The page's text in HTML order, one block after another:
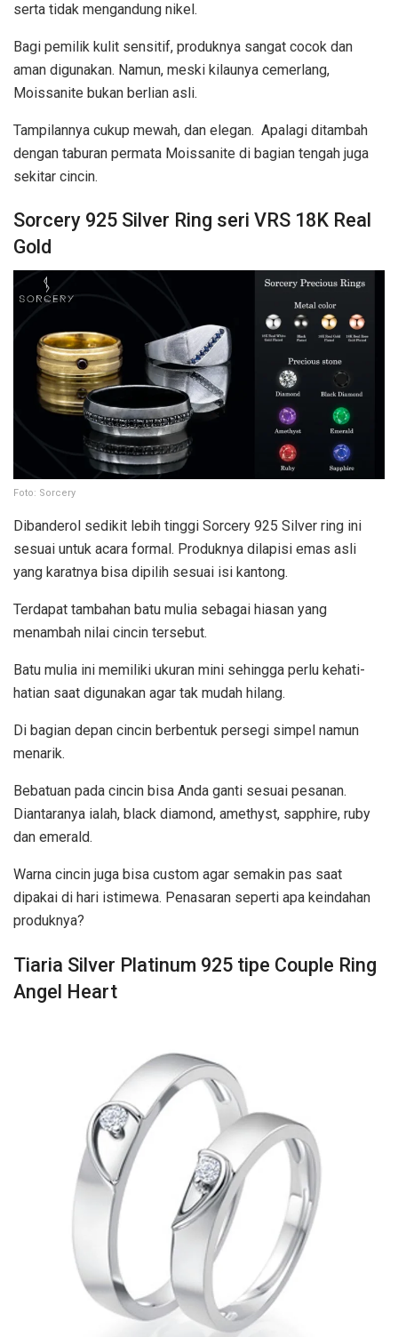
serta tidak mengandung nikel.
Bagi pemilik kulit sensitif, produknya sangat cocok dan
aman digunakan. Namun, meski kilaunya cemerlang,
Moissanite bukan berlian asli.
Tampilannya cukup mewah, dan elegan. Apalagi ditambah
dengan taburan permata Moissanite di bagian tengah juga
sekitar cincin.
Sorcery 925 Silver Ring seri VRS 18K Real
Gold
Foto: Sorcery
Dibanderol sedikit lebih tinggi Sorcery 925 Silver ring ini
sesuai untuk acara formal. Produknya dilapisi emas asli
yang karatnya bisa dipilih sesuai isi kantong.
Terdapat tambahan batu mulia sebagai hiasan yang
menambah nilai cincin tersebut.
Batu mulia ini memiliki ukuran mini sehingga perlu kehati-
hatian saat digunakan agar tak mudah hilang.
Di bagian depan cincin berbentuk persegi simpel namun
menarik.
Bebatuan pada cincin bisa Anda ganti sesuai pesanan.
Diantaranya ialah, black diamond, amethyst, sapphire, ruby
dan emerald.
Warna cincin juga bisa custom agar semakin pas saat
dipakai di hari istimewa. Penasaran seperti apa keindahan
produknya?
Tiaria Silver Platinum 925 tipe Couple Ring
Angel Heart